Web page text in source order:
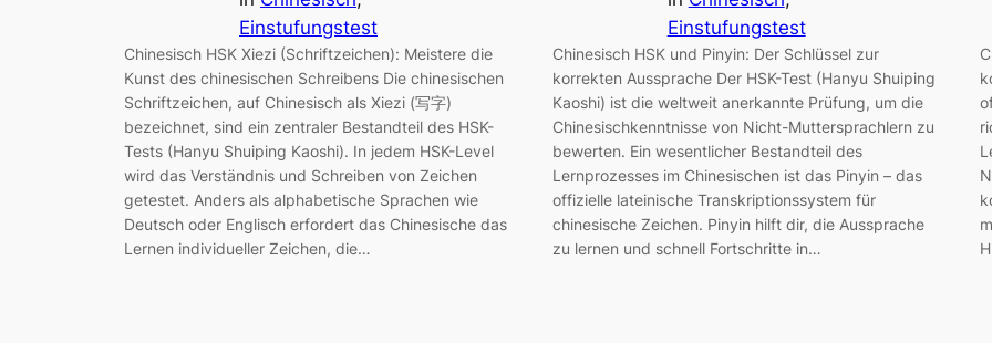
Einstufungstest
Chinesisch HSK Xiezi (Schriftzeichen): Meistere die
Kunst des chinesischen Schreibens Die chinesischen
Schriftzeichen, auf Chinesisch als Xiezi (写字)
bezeichnet, sind ein zentraler Bestandteil des HSK-
Tests (Hanyu Shuiping Kaoshi). In jedem HSK-Level
wird das Verständnis und Schreiben von Zeichen
getestet. Anders als alphabetische Sprachen wie
Deutsch oder Englisch erfordert das Chinesische das
Lernen individueller Zeichen, die…
Einstufungstest
Chinesisch HSK und Pinyin: Der Schlüssel zur
korrekten Aussprache Der HSK-Test (Hanyu Shuiping
Kaoshi) ist die weltweit anerkannte Prüfung, um die
Chinesischkenntnisse von Nicht-Muttersprachlern zu
bewerten. Ein wesentlicher Bestandteil des
Lernprozesses im Chinesischen ist das Pinyin – das
offizielle lateinische Transkriptionssystem für
chinesische Zeichen. Pinyin hilft dir, die Aussprache
zu lernen und schnell Fortschritte in…